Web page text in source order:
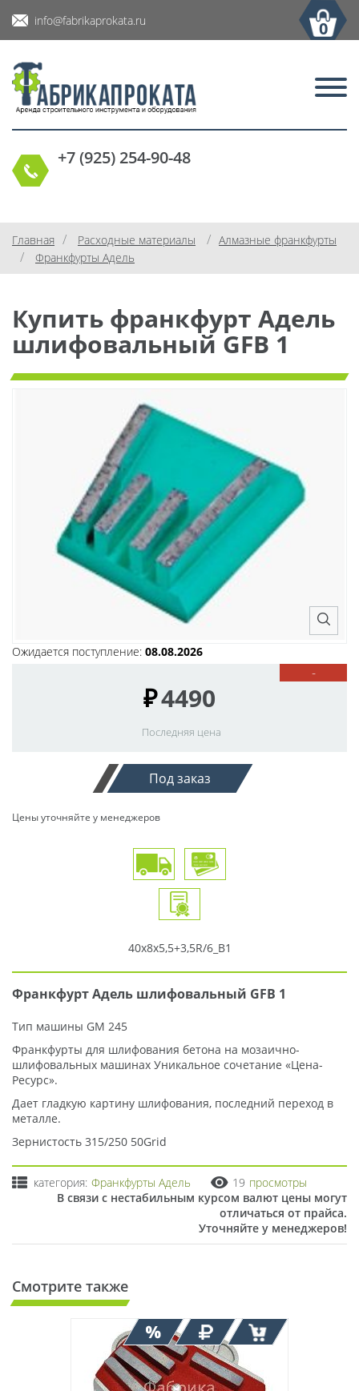
info@fabrikaprokata.ru 0
+7 (925) 254-90-48
Главная / Расходные материалы / Алмазные франкфурты
/ Франкфурты Адель
Купить франкфурт Адель
шлифовальный GFB 1
Ожидается поступление: 08.08.2026
-
₽4490
Последняя цена
Под заказ
Цены уточняйте у менеджеров
40x8x5,5+3,5R/6_В1
Франкфурт Адель шлифовальный GFB 1
Тип машины GM 245
Франкфурты для шлифования бетона на мозаично-
шлифовальных машинах Уникальное сочетание «Цена-
Ресурс».
Дает гладкую картину шлифования, последний переход в
металле.
Зернистость 315/250 50Grid
категория: Франкфурты Адель 19 просмотры
В связи с нестабильным курсом валют цены могут
отличаться от прайса.
Уточняйте у менеджеров!
Смотрите также